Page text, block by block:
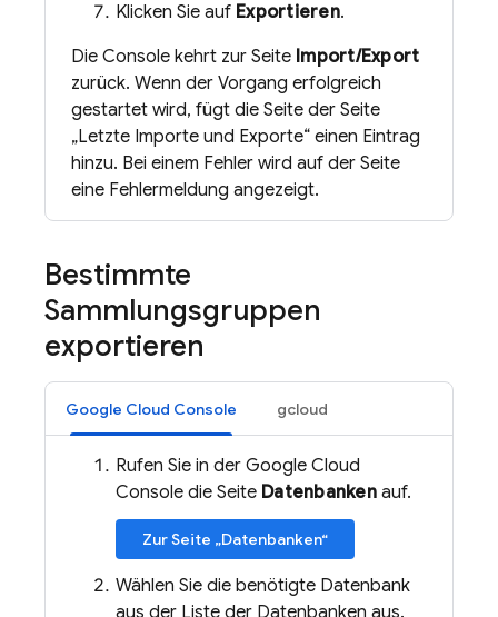
Klicken Sie auf Exportieren.
Die Console kehrt zur Seite Import/Export
zurück. Wenn der Vorgang erfolgreich
gestartet wird, fügt die Seite der Seite
„Letzte Importe und Exporte“ einen Eintrag
hinzu. Bei einem Fehler wird auf der Seite
eine Fehlermeldung angezeigt.
Bestimmte
Sammlungsgruppen
exportieren
Google Cloud Console gcloud
Rufen Sie in der Google Cloud
Console die Seite Datenbankenauf.
Zur Seite „Datenbanken“
Wählen Sie die benötigte Datenbank
aus der Liste der Datenbanken aus.